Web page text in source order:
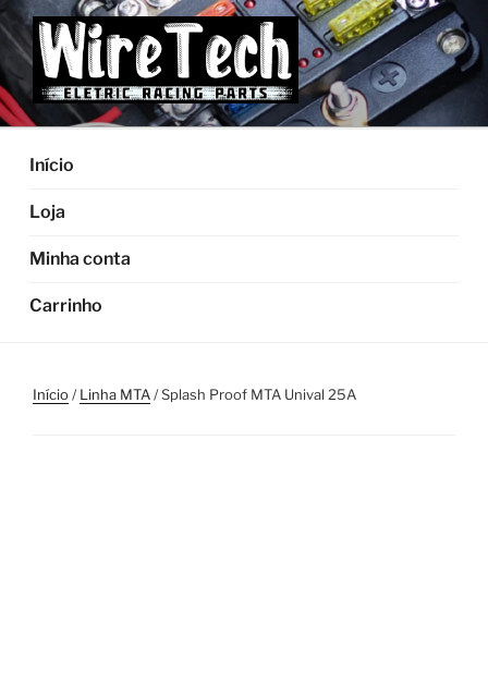
Pular
para
o
conteúdo
Início
Loja
Minha conta
Carrinho
Início/Linha MTA/ Splash Proof MTA Unival 25A